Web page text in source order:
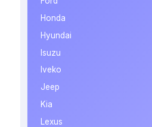
Honda
Hyundai
Isuzu
Iveko
Jeep
Kia
Lexus